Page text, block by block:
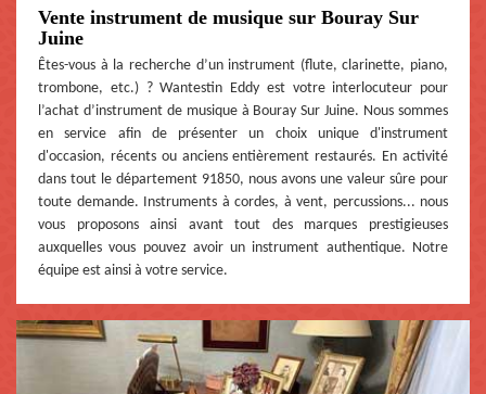
Vente instrument de musique sur Bouray Sur
Juine
Êtes-vous à la recherche d’un instrument (flute, clarinette, piano,
trombone, etc.) ? Wantestin Eddy est votre interlocuteur pour
l’achat d’instrument de musique à Bouray Sur Juine. Nous sommes
en service afin de présenter un choix unique d'instrument
d'occasion, récents ou anciens entièrement restaurés. En activité
dans tout le département 91850, nous avons une valeur sûre pour
toute demande. Instruments à cordes, à vent, percussions... nous
vous proposons ainsi avant tout des marques prestigieuses
auxquelles vous pouvez avoir un instrument authentique. Notre
équipe est ainsi à votre service.